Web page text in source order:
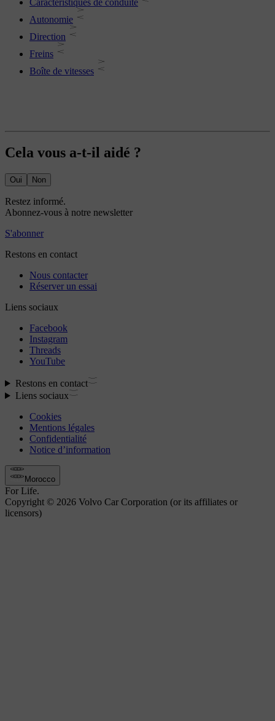
Caractéristiques de conduite
Autonomie
Direction
Freins
Boîte de vitesses
Cela vous a-t-il aidé ?
Oui Non